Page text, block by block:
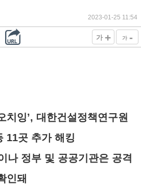
2023-01-25 11:54
가 + 가 -
치잉’, 대한건설정책연구원
11곳 추가 해킹
나 정부 및 공공기관은 공격
인돼